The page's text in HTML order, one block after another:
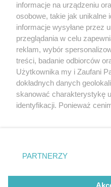
Nie zapomnij
zapoznać się z:
polityką prywatności
Twojemiasto
Piekary Śląskie
Chorzów
Tarnowskie Góry
Gliwice
informacje na urządzeniu
osobowe, takie jak unikalne
informacje wysyłane przez
przeglądania w celu
reklam, wybór
treści, badanie odbiorców
Użytkownika my i Zaufani
dokładnych danych
skanować charakterystykę
identyfikacji. Ponieważ
prywatności znajdujący się
. Niektóre rodzaje
zgody użytkownika, ale
takiemu przetwarzaniu.
PARTNERZY